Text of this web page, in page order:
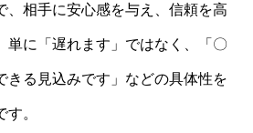
、相手に安心感を与え、信頼を高
単に「遅れます」ではなく、「〇
きる見込みです」などの具体性を
。